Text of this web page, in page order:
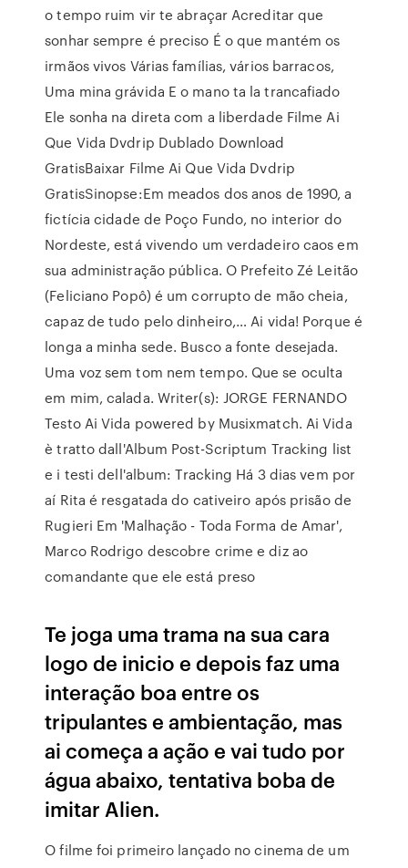
o tempo ruim vir te abraçar Acreditar que
sonhar sempre é preciso É o que mantém os
irmãos vivos Várias famílias, vários barracos,
Uma mina grávida E o mano ta la trancafiado
Ele sonha na direta com a liberdade Filme Ai
Que Vida Dvdrip Dublado Download
GratisBaixar Filme Ai Que Vida Dvdrip
GratisSinopse:Em meados dos anos de 1990, a
fictícia cidade de Poço Fundo, no interior do
Nordeste, está vivendo um verdadeiro caos em
sua administração pública. O Prefeito Zé Leitão
(Feliciano Popô) é um corrupto de mão cheia,
capaz de tudo pelo dinheiro,… Ai vida! Porque é
longa a minha sede. Busco a fonte desejada.
Uma voz sem tom nem tempo. Que se oculta
em mim, calada. Writer(s): JORGE FERNANDO
Testo Ai Vida powered by Musixmatch. Ai Vida
è tratto dall'Album Post-Scriptum Tracking list
e i testi dell'album: Tracking Há 3 dias vem por
aí Rita é resgatada do cativeiro após prisão de
Rugieri Em 'Malhação - Toda Forma de Amar',
Marco Rodrigo descobre crime e diz ao
comandante que ele está preso
Te joga uma trama na sua cara
logo de inicio e depois faz uma
interação boa entre os
tripulantes e ambientação, mas
ai começa a ação e vai tudo por
água abaixo, tentativa boba de
imitar Alien.
O filme foi primeiro lançado no cinema de um